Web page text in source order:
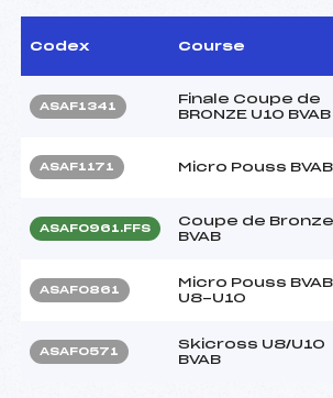
Codex Course
ASAF1341
Finale Coupe de
BRONZE U10 BVAB
ASAF1171 Micro Pouss BVAB
ASAF0961.FFS
Coupe de Bronze
BVAB
ASAF0861
Micro Pouss BVAB
U8-U10
ASAF0571
Skicross U8/U10
BVAB